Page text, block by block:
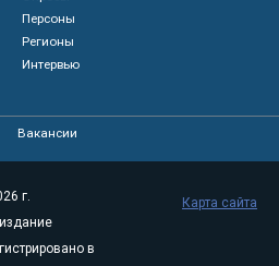
Персоны
Регионы
Интервью
Вакансии
г.
в
Карта сайта